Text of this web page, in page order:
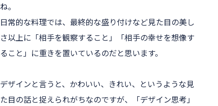
ね。
日常的な料理では、最終的な盛り付けなど見た目の美し
さ以上に「相手を観察すること」「相手の幸せを想像す
ること」に重きを置いているのだと思います。
デザインと言うと、かわいい、きれい、というような見
た目の話と捉えられがちなのですが、「デザイン思考」